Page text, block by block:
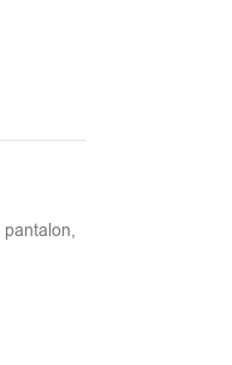
pantalon,